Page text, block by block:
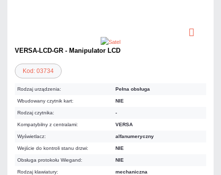
VERSA-LCD-GR - Manipulator LCD
Kod: 03734
Rodzaj urządzenia: Pełna obsługa
Wbudowany czytnik kart: NIE
Rodzaj czytnika: -
Kompatybilny z centralami: VERSA
Wyświetlacz: alfanumeryczny
Wejście do kontroli stanu drzwi: NIE
Obsługa protokołu Wiegand: NIE
Rodzaj klawiatury: mechaniczna